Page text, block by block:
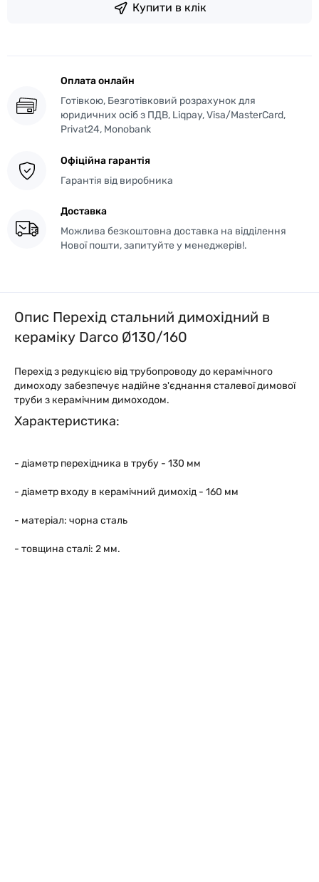
Купити в клік
Оплата онлайн
Готівкою, Безготівковий розрахунок для
юридичних осіб з ПДВ, Liqpay, Visa/MasterCard,
Privat24, Monobank
Офіційна гарантія
Гарантія від виробника
Доставка
Можлива безкоштовна доставка на відділення
Нової пошти, запитуйте у менеджерів!.
Опис Перехід стальний димохідний в
кераміку Darco Ø130/160
Перехід з редукцією від трубопроводу до керамічного
димоходу забезпечує надійне з'єднання сталевої димової
труби з керамічним димоходом.
Характеристика:
- діаметр перехідника в трубу - 130 мм
- діаметр входу в керамічний димохід - 160 мм
- матеріал: чорна сталь
- товщина сталі: 2 мм.